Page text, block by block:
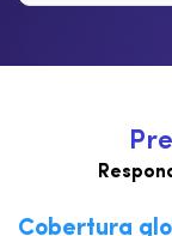
Pre
Cobertura